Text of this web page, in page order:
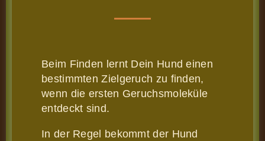
Beim Finden lernt Dein Hund einen
bestimmten Zielgeruch zu finden,
wenn die ersten Geruchsmoleküle
entdeckt sind.
In der Regel bekommt der Hund